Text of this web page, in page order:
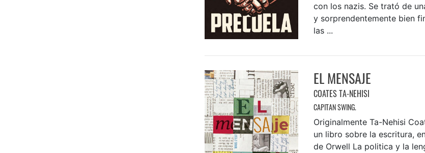
con los nazis. Se trató de
y sorprendentemente bien
las ...
EL MENSAJE
COATES TA-NEHISI
CAPITAN SWING.
Originalmente Ta-Nehisi
un libro sobre la escritura,
de Orwell La politica y la